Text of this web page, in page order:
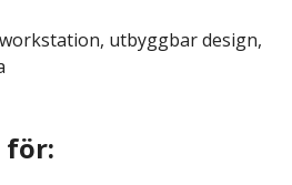
utbyggbar design,
för: